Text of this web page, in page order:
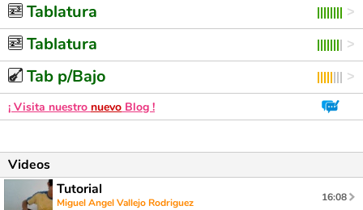
Tablatura
Tablatura
Tab p/Bajo
¡ Visita nuestro nuevo Blog !
Videos
Tutorial
Miguel Angel Vallejo Rodriguez 16:08